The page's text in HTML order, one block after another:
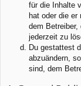
für die Inhalte
hat oder die
dem
jederzeit zu
Du gestattest
abzuändern,
sind, dem